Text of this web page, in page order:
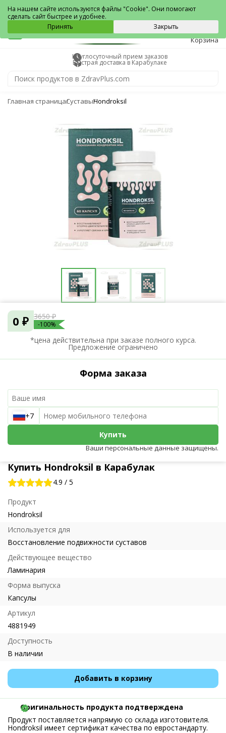
Карабулак
0
Корзина
Круглосуточный прием заказов
Быстрая доставка в Карабулаке
Главная страницаСуставыHondroksil
Купить Hondroksil в Карабулак
4.9 / 5
Продукт
Hondroksil
Используется для
Восстановление подвижности суставов
Действующее вещество
Ламинария
Форма выпуска
Капсулы
Артикул
4881949
Доступность
В наличии
Добавить в корзину
0 ₽ 3650 ₽
-100%
*цена действительна при заказе полного курса.
Предложение ограничено
Форма заказа
+7
Купить
Ваши персональные данные защищены.
Оригинальность продукта подтверждена
Продукт поставляется напрямую со склада изготовителя.
Hondroksil имеет сертификат качества по евростандарту.
На нашем сайте используются файлы "Cookie". Они помогают
сделать сайт быстрее и удобнее.
Принять
Закрыть